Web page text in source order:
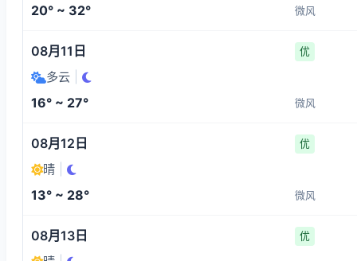
20° ~ 32° 微风
08月11日 优
多云
16° ~ 27° 微风
08月12日 优
晴
13° ~ 28° 微风
08月13日 优